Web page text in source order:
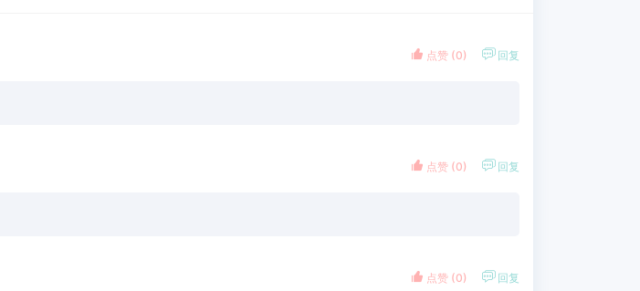
 点赞 (0)  回复
 点赞 (0)  回复
 点赞 (0)  回复